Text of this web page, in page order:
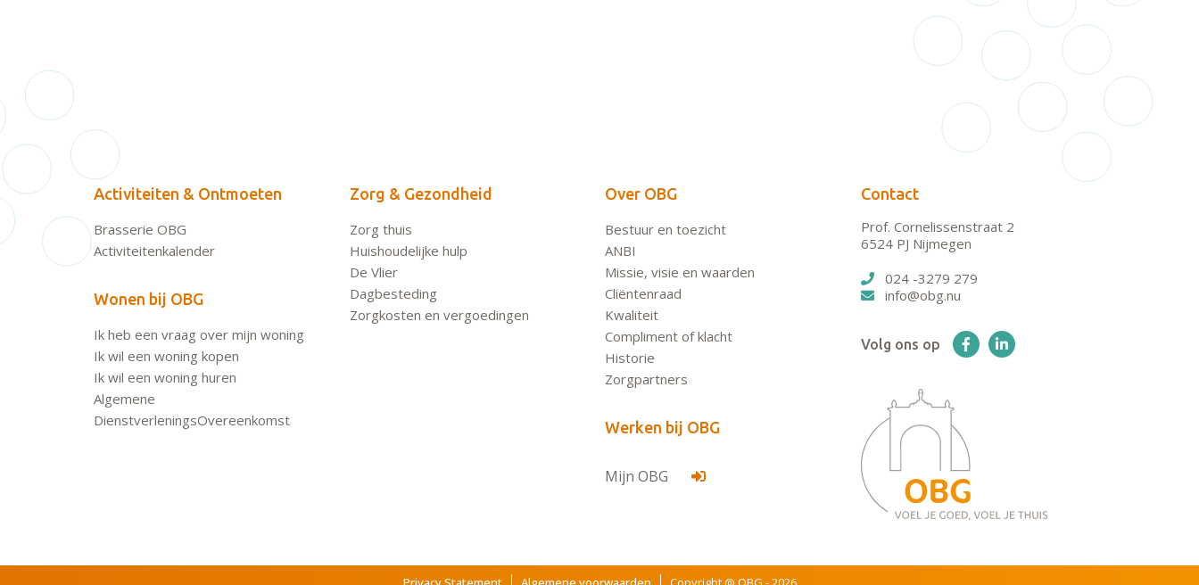
Activiteiten & Ontmoeten
Brasserie OBG
Activiteitenkalender
Wonen bij OBG
Ik heb een vraag over mijn woning
Ik wil een woning kopen
Ik wil een woning huren
Algemene
DienstverleningsOvereenkomst
Zorg & Gezondheid
Zorg thuis
Huishoudelijke hulp
De Vlier
Dagbesteding
Zorgkosten en vergoedingen
Over OBG
Bestuur en toezicht
ANBI
Missie, visie en waarden
Cliëntenraad
Kwaliteit
Compliment of klacht
Historie
Zorgpartners
Werken bij OBG
Mijn OBG
Contact
Prof. Cornelissenstraat 2
6524 PJ Nijmegen
024 -3279 279
info@obg.nu
Volg ons op